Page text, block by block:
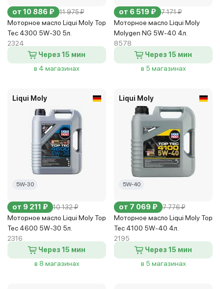
от 10 886 ₽ 11 975 ₽
Моторное масло Liqui Moly Top
Tec 4300 5W-30 5л.
2324
Через 15 мин
в 4 магазинах
от 6 519 ₽ 7 171 ₽
Моторное масло Liqui Moly
Molygen NG 5W-40 4л.
8578
Через 15 мин
в 5 магазинах
Liqui Moly
5W-30
от 9 211 ₽ 10 132 ₽
Моторное масло Liqui Moly Top
Tec 4600 5W-30 5л.
2316
Через 15 мин
в 8 магазинах
Liqui Moly
5W-40
от 7 069 ₽ 7 776 ₽
Моторное масло Liqui Moly Top
Tec 4100 5W-40 4л.
2195
Через 15 мин
в 5 магазинах